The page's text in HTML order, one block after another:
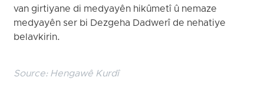
van girtiyane di medyayên hikûmetî û nemaze
medyayên ser bi Dezgeha Dadwerî de nehatiye
belavkirin.
Source: Hengawê Kurdî